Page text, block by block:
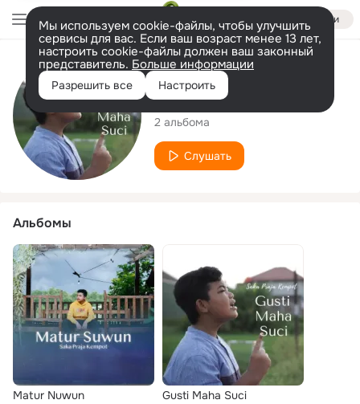
Войти
Мы используем cookie-файлы, чтобы улучшить
сервисы для вас. Если ваш возраст менее 13 лет,
настроить cookie-файлы должен ваш законный
представитель. Больше информации
Разрешить все Настроить
Исполнитель
Saka Praja Kempot
2 альбома
Слушать
Альбомы
Matur Nuwun Gusti Maha Suci